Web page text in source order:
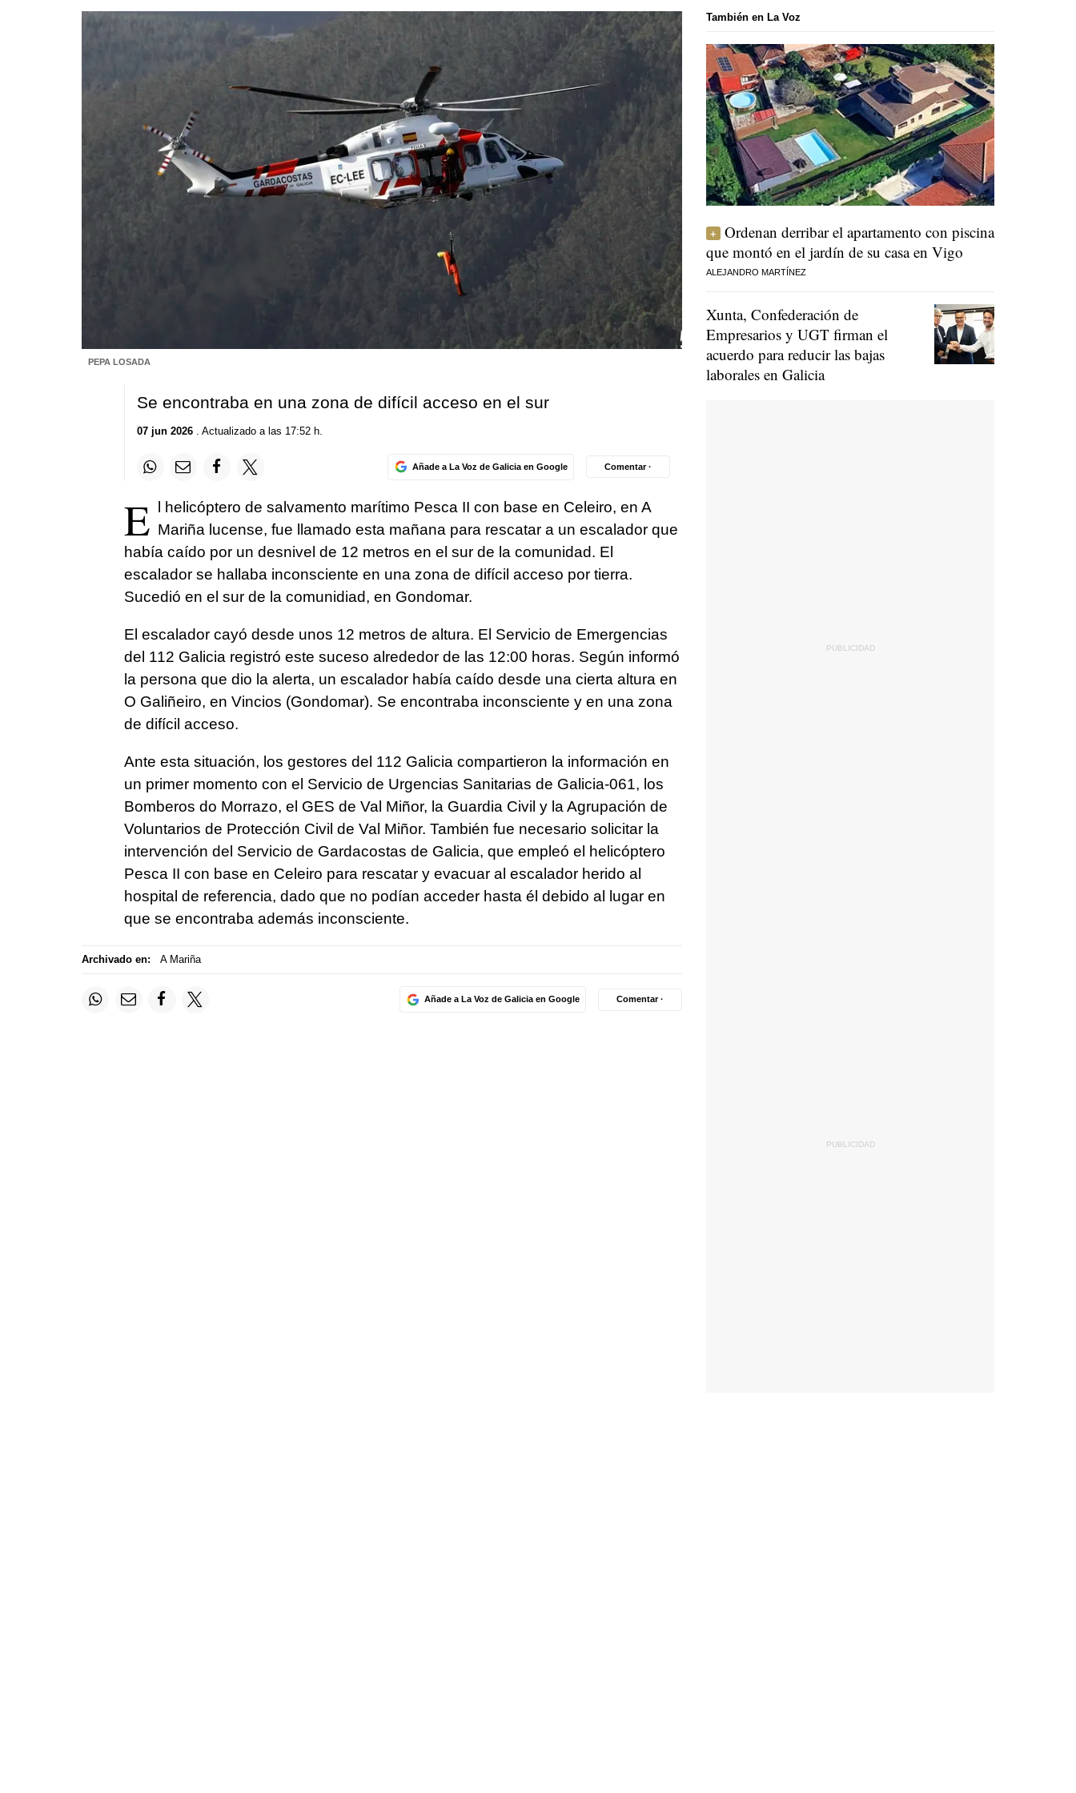
PEPA LOSADA
Se encontraba en una zona de difícil acceso en el sur
07 jun 2026. Actualizado a las 17:52 h.
Añade a La Voz de Galicia en Google Comentar ·
E l helicóptero de salvamento marítimo Pesca II con base en Celeiro, en A
Mariña lucense, fue llamado esta mañana para rescatar a un escalador que
había caído por un desnivel de 12 metros en el sur de la comunidad. El
escalador se hallaba inconsciente en una zona de difícil acceso por tierra.
Sucedió en el sur de la comunidiad, en Gondomar.
El escalador cayó desde unos 12 metros de altura. El Servicio de Emergencias
del 112 Galicia registró este suceso alrededor de las 12:00 horas. Según informó
la persona que dio la alerta, un escalador había caído desde una cierta altura en
O Galiñeiro, en Vincios (Gondomar). Se encontraba inconsciente y en una zona
de difícil acceso.
Ante esta situación, los gestores del 112 Galicia compartieron la información en
un primer momento con el Servicio de Urgencias Sanitarias de Galicia-061, los
Bomberos do Morrazo, el GES de Val Miñor, la Guardia Civil y la Agrupación de
Voluntarios de Protección Civil de Val Miñor. También fue necesario solicitar la
intervención del Servicio de Gardacostas de Galicia, que empleó el helicóptero
Pesca II con base en Celeiro para rescatar y evacuar al escalador herido al
hospital de referencia, dado que no podían acceder hasta él debido al lugar en
que se encontraba además inconsciente.
Archivado en: A Mariña
Añade a La Voz de Galicia en Google Comentar ·
También en La Voz
Ordenan derribar el apartamento con piscina
que montó en el jardín de su casa en Vigo
ALEJANDRO MARTÍNEZ
Xunta, Confederación de
Empresarios y UGT firman el
acuerdo para reducir las bajas
laborales en Galicia